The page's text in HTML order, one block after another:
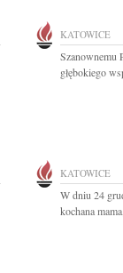
KATOWICE
Szanownemu
głębokiego
KATOWICE
W dniu 24
kochana